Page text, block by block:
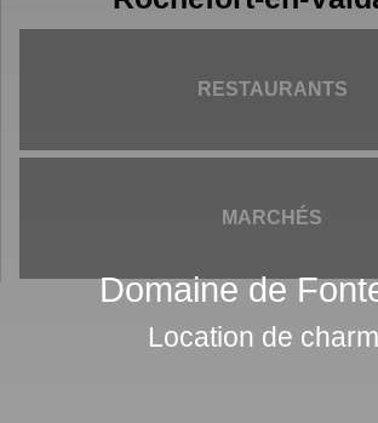
Domaine de
Location de
RESTAURANTS
MARCHÉS